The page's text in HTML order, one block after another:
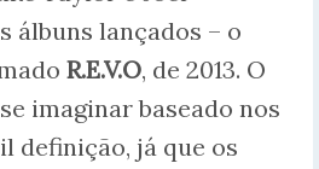
álbuns lançados – o
R.E.V.O, de 2013. O
imaginar baseado nos
definição, já que os